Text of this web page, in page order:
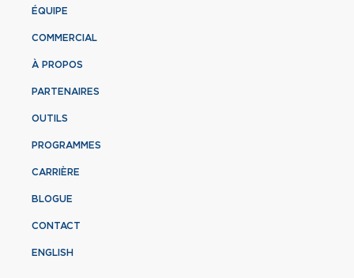
ÉQUIPE
COMMERCIAL
À PROPOS
PARTENAIRES
OUTILS
PROGRAMMES
CARRIÈRE
BLOGUE
CONTACT
ENGLISH